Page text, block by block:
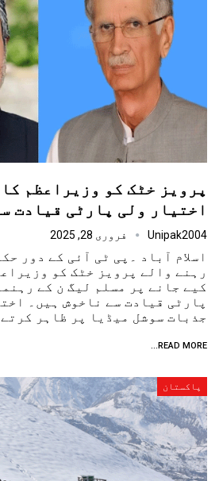
پرویز خٹک کو وزیراعظم
اختیار ولی پارٹی قیادت
Unipak2004 فروری 28, 2025
اسلام آباد ۔پی ٹی آئی کے دور
رہنے والے پرویز خٹک کو
کیے جانے پر مسلم لیگ ن کے
پارٹی قیادت سے ناخوش ہیں۔
جذبات سوشل میڈیا پر ظاہر
READ MORE...
پاکستان